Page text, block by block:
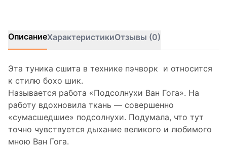
ОписаниеХарактеристикиОтзывы (0)
Эта туника сшита в технике пэчворк и относится
к стилю бохо шик.
Называется работа «Подсолнухи Ван Гога». На
работу вдохновила ткань — совершенно
«сумасшедшие» подсолнухи. Подумала, что тут
точно чувствуется дыхание великого и любимого
мною Ван Гога.